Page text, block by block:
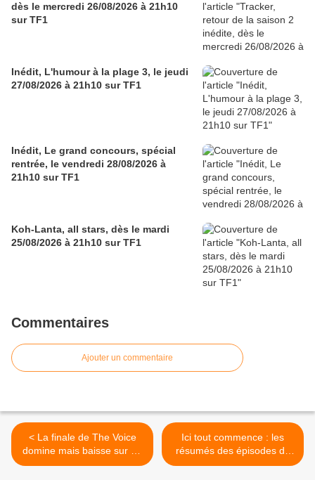
dès le mercredi 26/08/2026 à 21h10
sur TF1
Inédit, L'humour à la plage 3, le jeudi
27/08/2026 à 21h10 sur TF1
Inédit, Le grand concours, spécial
rentrée, le vendredi 28/08/2026 à
21h10 sur TF1
Koh-Lanta, all stars, dès le mardi
25/08/2026 à 21h10 sur TF1
Commentaires
Ajouter un commentaire
< La finale de The Voice
domine mais baisse sur un
an. Flop pour 100% France,
Ici tout commence : les
résumés des épisodes du
05 au 09/06/2023 à 18h35